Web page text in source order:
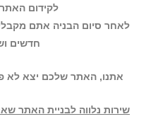
לקידום
לאחר סיום הבניה אתם
חדשים
אתנו, האתר שלכם יצא לא
שירות נלווה לבניית האתר